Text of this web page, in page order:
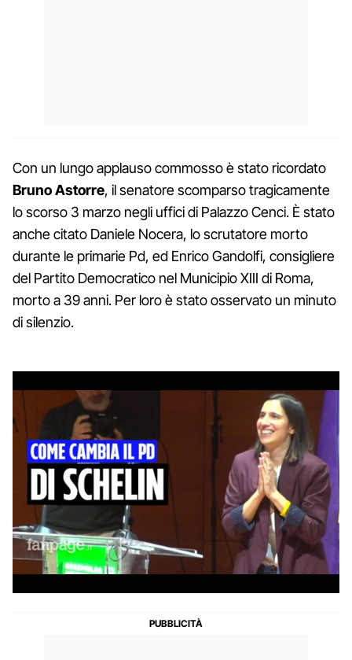
Con un lungo applauso commosso è stato ricordato
Bruno Astorre, il senatore scomparso tragicamente
lo scorso 3 marzo negli uffici di Palazzo Cenci. È stato
anche citato Daniele Nocera, lo scrutatore morto
durante le primarie Pd, ed Enrico Gandolfi, consigliere
del Partito Democratico nel Municipio XIII di Roma,
morto a 39 anni. Per loro è stato osservato un minuto
di silenzio.